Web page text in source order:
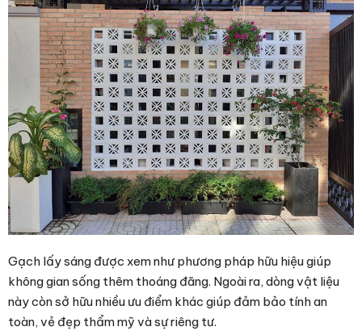
Gạch lấy sáng được xem như phương pháp hữu hiệu giúp
không gian sống thêm thoáng đãng. Ngoài ra, dòng vật liệu
này còn sở hữu nhiều ưu điểm khác giúp đảm bảo tính an
toàn, vẻ đẹp thẩm mỹ và sự riêng tư.